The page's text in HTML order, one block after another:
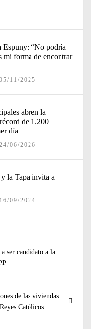
Espuny: “No podría
mi forma de encontrar
11/2025
abren la
de 1.200
día
06/2026
la Tapa invita a
09/2024
ser candidato a la
de las viviendas
Católicos